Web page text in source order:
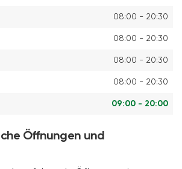
08:00 - 20:30
08:00 - 20:30
08:00 - 20:30
08:00 - 20:30
09:00 - 20:00
Öffnungen und